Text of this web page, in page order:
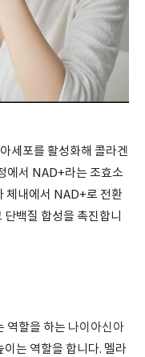
세포를 활성화해 콜라겐
에서 NAD+라는 조효소
체내에서 NAD+로 전환
백질 합성을 촉진합니
역할을 하는 나이아신아
는 역할을 합니다. 멜라